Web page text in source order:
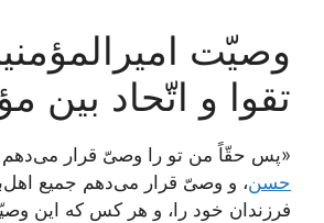
وصیّت
تقوا و اتّحاد بین
«پس حقّاً من تو را وصیّ قرار می‌دهم
حسن، و وصیّ قرار می‌دهم جمیع
فرزندان خود را، و هر کس که این